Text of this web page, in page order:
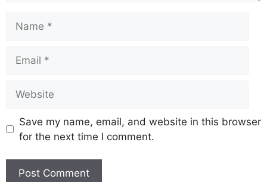
Save my name, email, and website in this browser
for the next time I comment.